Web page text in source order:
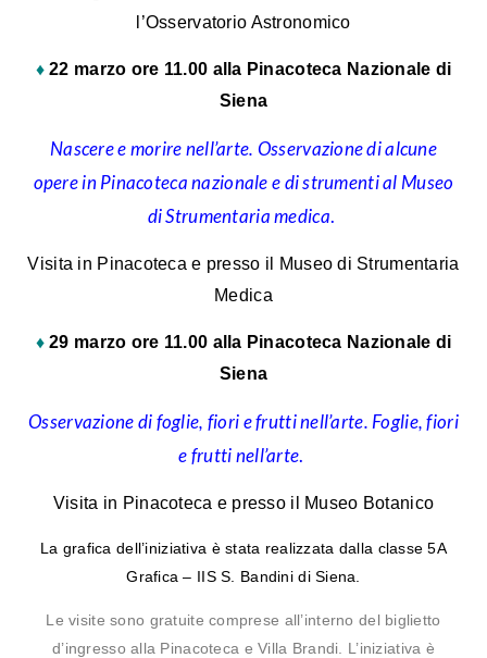
l’Osservatorio Astronomico
♦22 marzo ore 11.00 alla Pinacoteca Nazionale di
Siena
Nascere e morire nell’arte. Osservazione di alcune
opere in Pinacoteca nazionale e di strumenti al Museo
di Strumentaria medica.
Visita in Pinacoteca e presso il Museo di Strumentaria
Medica
♦29 marzo ore 11.00 alla Pinacoteca Nazionale di
Siena
Osservazione di foglie, fiori e frutti nell’arte. Foglie, fiori
e frutti nell’arte.
Visita in Pinacoteca e presso il Museo Botanico
La grafica dell’iniziativa è stata realizzata dalla classe 5A
Grafica – IIS S. Bandini di Siena.
Le visite sono gratuite comprese all’interno del biglietto
d’ingresso alla Pinacoteca e Villa Brandi. L’iniziativa è